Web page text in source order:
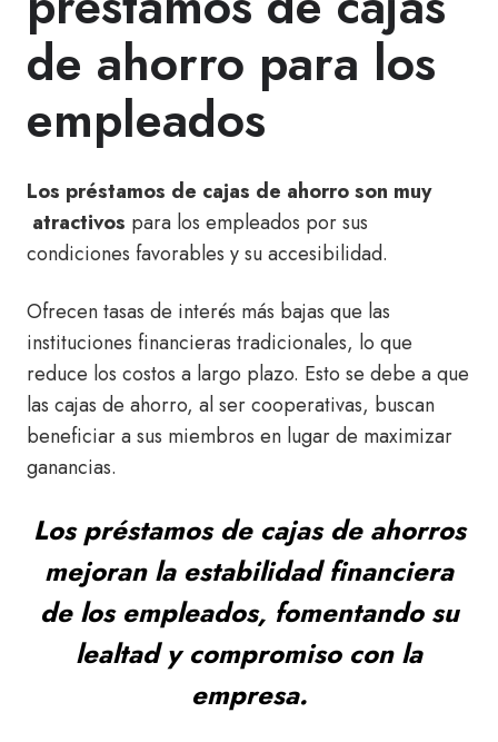
de ahorro para los
empleados
Los préstamos de cajas de ahorro son muy
atractivos para los empleados por sus
condiciones favorables y su accesibilidad.
Ofrecen tasas de interés más bajas que las
instituciones financieras tradicionales, lo que
reduce los costos a largo plazo. Esto se debe a que
las cajas de ahorro, al ser cooperativas, buscan
beneficiar a sus miembros en lugar de maximizar
ganancias.
Los préstamos de cajas de ahorros
mejoran la estabilidad financiera
de los empleados, fomentando su
lealtad y compromiso con la
empresa.